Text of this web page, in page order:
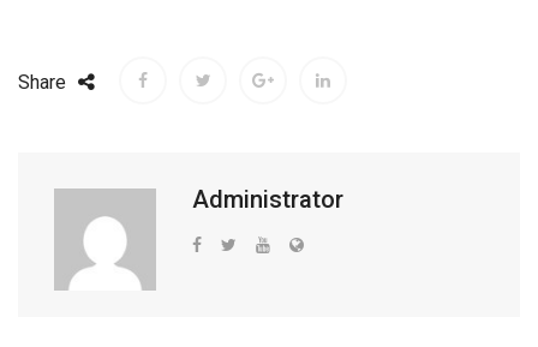
Share
Administrator